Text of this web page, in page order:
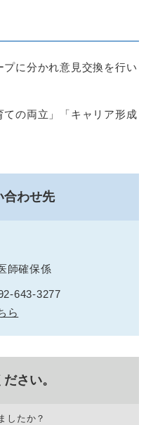
に分かれ意見交換を行い
ての両立」「キャリア形成
合わせ先
師確保係
643-3277
ら
さい。
したか？